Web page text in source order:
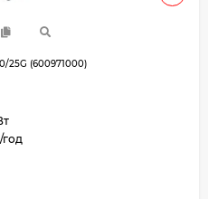
25G (600971000)